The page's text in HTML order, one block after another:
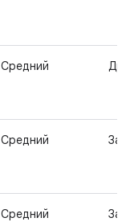
Средний
Средний
Средний